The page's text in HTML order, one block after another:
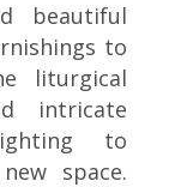
beautiful
to
liturgical
intricate
to
space.